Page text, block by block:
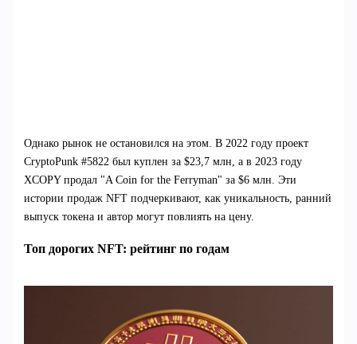
Однако рынок не остановился на этом. В 2022 году проект
CryptoPunk #5822 был куплен за $23,7 млн, а в 2023 году
XCOPY продал "A Coin for the Ferryman" за $6 млн. Эти
истории продаж NFT подчеркивают, как уникальность, ранний
выпуск токена и автор могут повлиять на цену.
Топ дорогих NFT: рейтинг по годам